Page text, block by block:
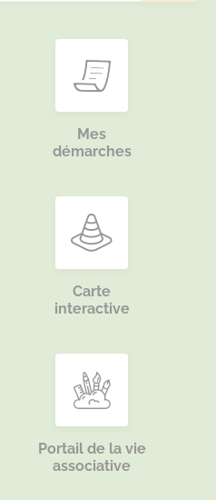
Mes
démarches
Carte
interactive
Portail de la vie
associative